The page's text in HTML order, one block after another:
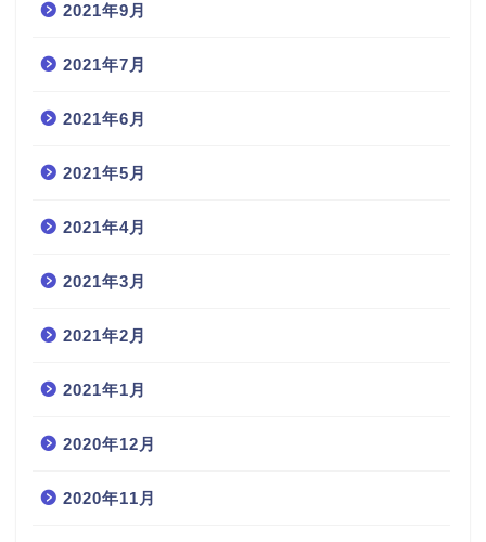
2021年9月
2021年7月
2021年6月
2021年5月
2021年4月
2021年3月
2021年2月
2021年1月
2020年12月
2020年11月